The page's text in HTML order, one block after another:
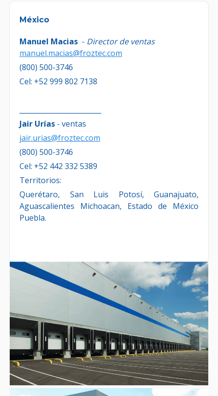
México
Manuel Macias - Director de ventas
manuel.macias@froztec.com
(800) 500-3746
Cel: +52 999 802 7138
Jair Urías - ventas
jair.urias@froztec.com
(800) 500-3746
Cel: +52 442 332 5389
Territorios:
Querétaro, San Luis Potosí, Guanajuato,
Aguascalientes Michoacan, Estado de México
Puebla.